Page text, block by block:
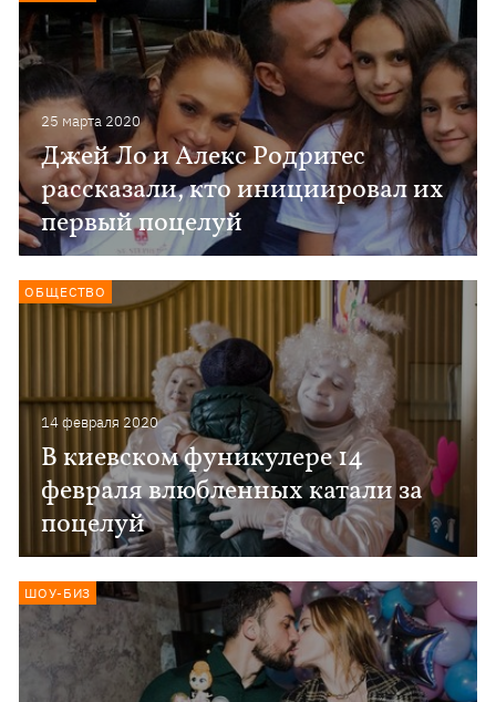
25 марта 2020
Джей Ло и Алекс Родригес
рассказали, кто инициировал их
первый поцелуй
14 февраля 2020
В киевском фуникулере 14
февраля влюбленных катали за
поцелуй
ОБЩЕСТВО
ШОУ-БИЗ